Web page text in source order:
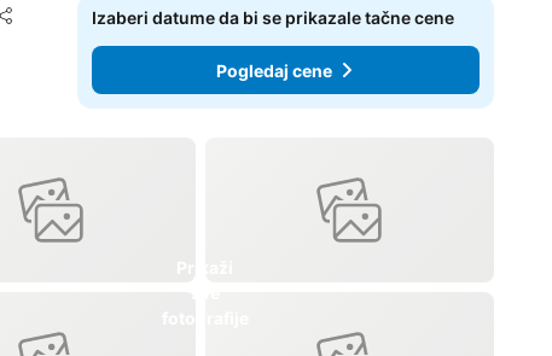
Deli
Dodati u favorite
Izaberi datume da bi se prikazale tačne cene
Pogledaj cene